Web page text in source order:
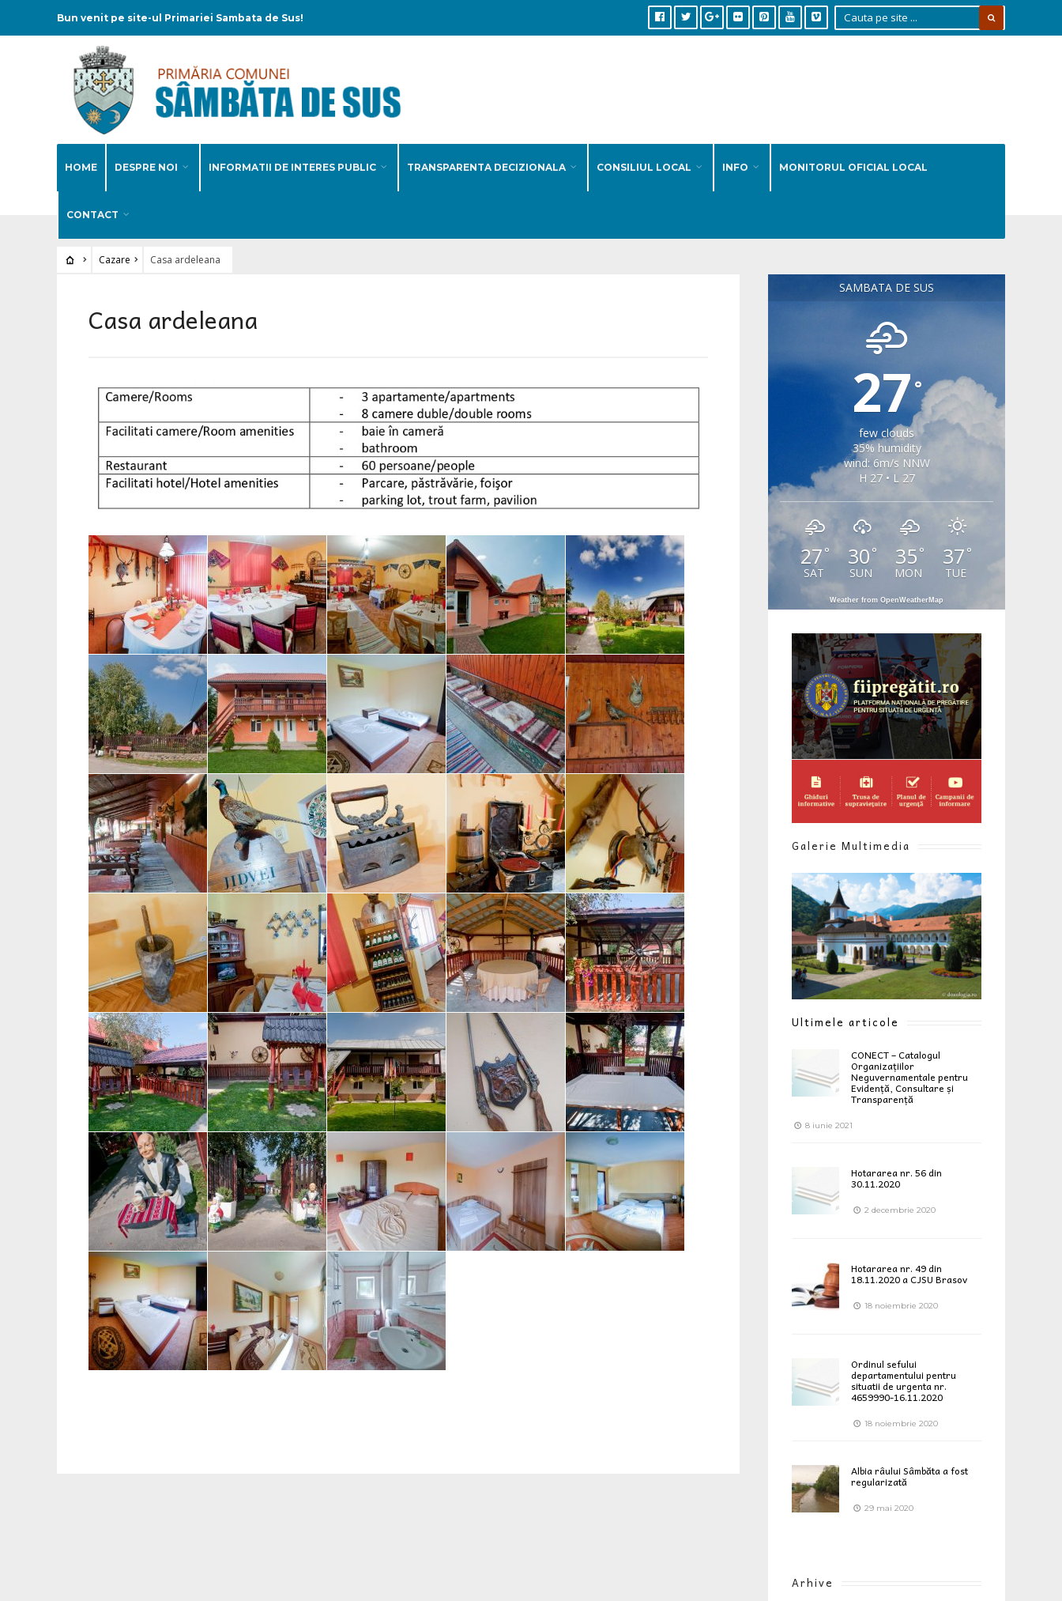
Bun venit pe site-ul Primariei Sambata de Sus!
HOME DESPRE NOI INFORMATII DE INTERES PUBLIC TRANSPARENTA DECIZIONALA CONSILIUL LOCAL INFO MONITORUL OFICIAL LOCAL
CONTACT
Cazare Casa ardeleana
Casa ardeleana
SAMBATA DE SUS
27°
few clouds
35% humidity
wind: 6m/s NNW
H 27 • L 27
27 °
SAT
30 °
SUN
35 °
MON
37 °
TUE
Weather from OpenWeatherMap
Galerie Multimedia
Ultimele articole
CONECT – Catalogul
Organizațiilor
Neguvernamentale pentru
Evidență, Consultare și
Transparență
8 iunie 2021
Hotararea nr. 56 din
30.11.2020
2 decembrie 2020
Hotararea nr. 49 din
18.11.2020 a CJSU Brasov
18 noiembrie 2020
Ordinul sefului
departamentului pentru
situatii de urgenta nr.
4659990-16.11.2020
18 noiembrie 2020
Albia râului Sâmbăta a fost
regularizată
29 mai 2020
Arhive